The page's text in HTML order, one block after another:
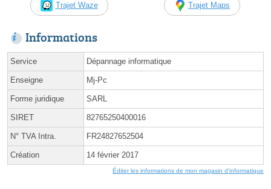
Trajet Waze Trajet Maps
Informations
Service Dépannage informatique
Enseigne Mj-Pc
Forme juridique SARL
SIRET 82765250400016
N° TVA Intra. FR24827652504
Création 14 février 2017
Éditer les informations de mon magasin d'informatique